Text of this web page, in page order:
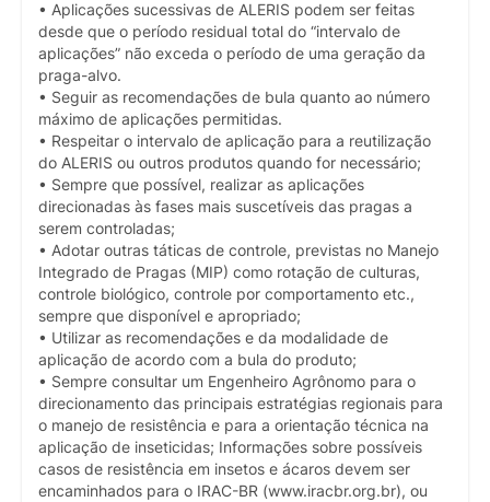
• Aplicações sucessivas de ALERIS podem ser feitas
desde que o período residual total do “intervalo de
aplicações” não exceda o período de uma geração da
praga-alvo.
• Seguir as recomendações de bula quanto ao número
máximo de aplicações permitidas.
• Respeitar o intervalo de aplicação para a reutilização
do ALERIS ou outros produtos quando for necessário;
• Sempre que possível, realizar as aplicações
direcionadas às fases mais suscetíveis das pragas a
serem controladas;
• Adotar outras táticas de controle, previstas no Manejo
Integrado de Pragas (MIP) como rotação de culturas,
controle biológico, controle por comportamento etc.,
sempre que disponível e apropriado;
• Utilizar as recomendações e da modalidade de
aplicação de acordo com a bula do produto;
• Sempre consultar um Engenheiro Agrônomo para o
direcionamento das principais estratégias regionais para
o manejo de resistência e para a orientação técnica na
aplicação de inseticidas; Informações sobre possíveis
casos de resistência em insetos e ácaros devem ser
encaminhados para o IRAC-BR (www.iracbr.org.br), ou